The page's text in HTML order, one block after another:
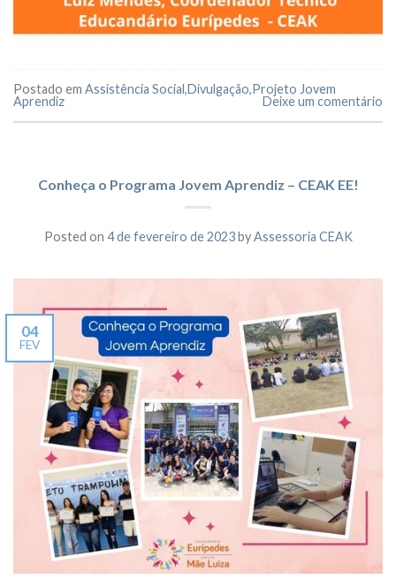
Postado em Assistência Social,Divulgação,Projeto Jovem
Aprendiz
Deixe um comentário
Conheça o Programa Jovem Aprendiz – CEAK EE!
Posted on 4 de fevereiro de 2023byAssessoria CEAK
04
FEV